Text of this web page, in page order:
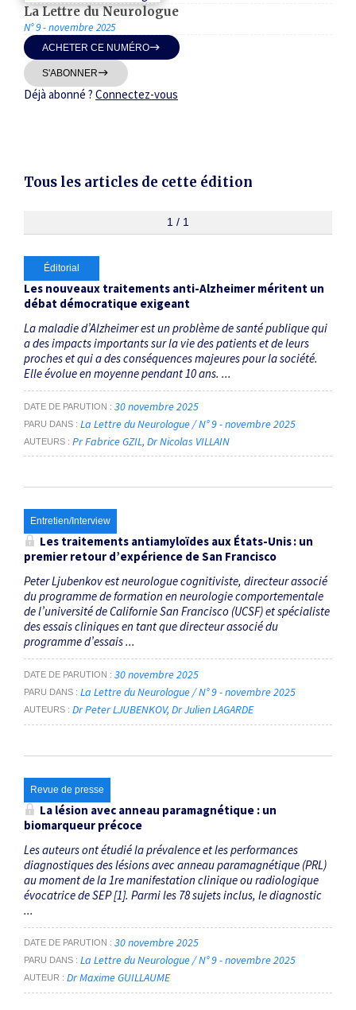
Thématiques
Du
La Lettre du Neurologue
N° 9 - novembre 2025
ACHETER CE NUMÉRO
S'ABONNER
Déjà abonné ? Connectez-vous
Tous les articles de cette édition
1 / 1
Éditorial
Les nouveaux traitements anti-Alzheimer méritent un
débat démocratique exigeant
La maladie d’Alzheimer est un problème de santé publique qui
a des impacts importants sur la vie des patients et de leurs
proches et qui a des conséquences majeures pour la société.
Elle évolue en moyenne pendant 10 ans. ...
DATE DE PARUTION 30 novembre 2025
PARU DANS La Lettre du Neurologue / N° 9 - novembre 2025
AUTEURS Pr Fabrice GZIL Dr Nicolas VILLAIN
Entretien/Interview
Les traitements antiamyloïdes aux États-Unis : un
premier retour d’expérience de San Francisco
Peter Ljubenkov est neurologue cognitiviste, directeur associé
du programme de formation en neurologie comportementale
de l’université de Californie San Francisco (UCSF) et spécialiste
des essais cliniques en tant que directeur associé du
programme d’essais ...
DATE DE PARUTION 30 novembre 2025
PARU DANS La Lettre du Neurologue / N° 9 - novembre 2025
AUTEURS Dr Peter LJUBENKOV Dr Julien LAGARDE
Revue de presse
La lésion avec anneau paramagnétique : un
biomarqueur précoce
Les auteurs ont étudié la prévalence et les performances
diagnostiques des lésions avec anneau paramagnétique (PRL)
au moment de la 1re manifestation clinique ou radiologique
évocatrice de SEP [1]. Parmi les 78 sujets inclus, le diagnostic
...
DATE DE PARUTION 30 novembre 2025
PARU DANS La Lettre du Neurologue / N° 9 - novembre 2025
AUTEUR Dr Maxime GUILLAUME